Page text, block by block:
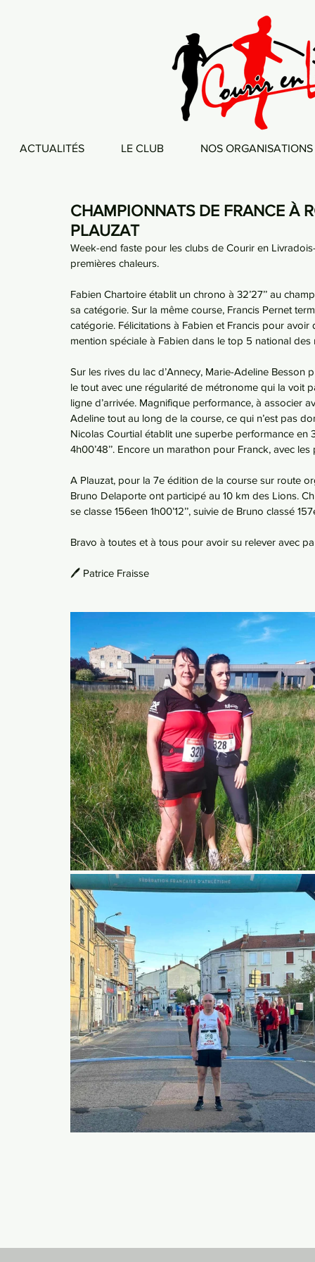
ACTUALITÉS LE CLUB NOS ORGANISATIONS
CHAMPIONNATS DE FRANCE À
PLAUZAT
Week-end faste pour les clubs de Courir en
premières chaleurs.
Fabien Chartoire établit un chrono à 32’27’’ au
sa catégorie. Sur la même course, Francis Pernet
catégorie. Félicitations à Fabien et Francis pour
mention spéciale à Fabien dans le top 5 national des
Sur les rives du lac d’Annecy, Marie-Adeline Besson
le tout avec une régularité de métronome qui la voit
ligne d’arrivée. Magnifique performance, à associer
Adeline tout au long de la course, ce qui n’est pas
Nicolas Courtial établit une superbe performance en
4h00’48’’. Encore un marathon pour Franck, avec
A Plauzat, pour la 7e édition de la course sur route
Bruno Delaporte ont participé au 10 km des Lions.
se classe 156een 1h00’12’’, suivie de Bruno classé
Bravo à toutes et à tous pour avoir su relever avec
🖊️ Patrice Fraisse